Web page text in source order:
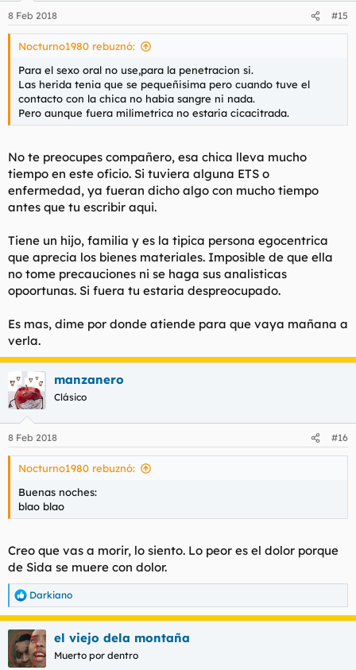
8 Feb 2018 #15
Nocturno1980 rebuznó:
Para el sexo oral no use,para la penetracion si.
Las herida tenia que se pequeñisima pero cuando tuve el
contacto con la chica no habia sangre ni nada.
Pero aunque fuera milimetrica no estaria cicacitrada.
No te preocupes compañero, esa chica lleva mucho
tiempo en este oficio. Si tuviera alguna ETS o
enfermedad, ya fueran dicho algo con mucho tiempo
antes que tu escribir aqui.
Tiene un hijo, familia y es la tipica persona egocentrica
que aprecia los bienes materiales. Imposible de que ella
no tome precauciones ni se haga sus analisticas
opoortunas. Si fuera tu estaria despreocupado.
Es mas, dime por donde atiende para que vaya mañana a
verla.
manzanero
Clásico
8 Feb 2018 #16
Nocturno1980 rebuznó:
Buenas noches:
blao blao
Creo que vas a morir, lo siento. Lo peor es el dolor porque
de Sida se muere con dolor.
R
e
a
c
c
i
Darkiano
el viejo dela montaña
Muerto por dentro